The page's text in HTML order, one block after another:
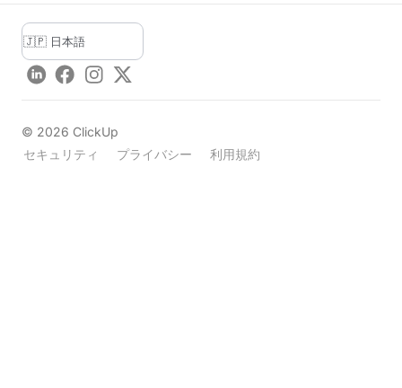
LinkedInFacebook
Instagram
Twitter
© 2026 ClickUp
セキュリティ
プライバシー 利用規約